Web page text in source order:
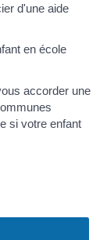
d'une aide
en école
accorder une
si votre enfant